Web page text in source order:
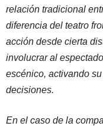
relación tradicional
diferencia del teatro
acción desde cierta
involucrar al
escénico, activando
decisiones.
En el caso de la